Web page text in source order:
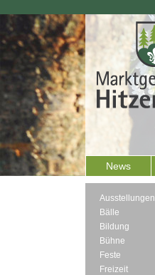
News
Ausstellungen
Bälle
Bildung
Bühne
Feste
Freizeit